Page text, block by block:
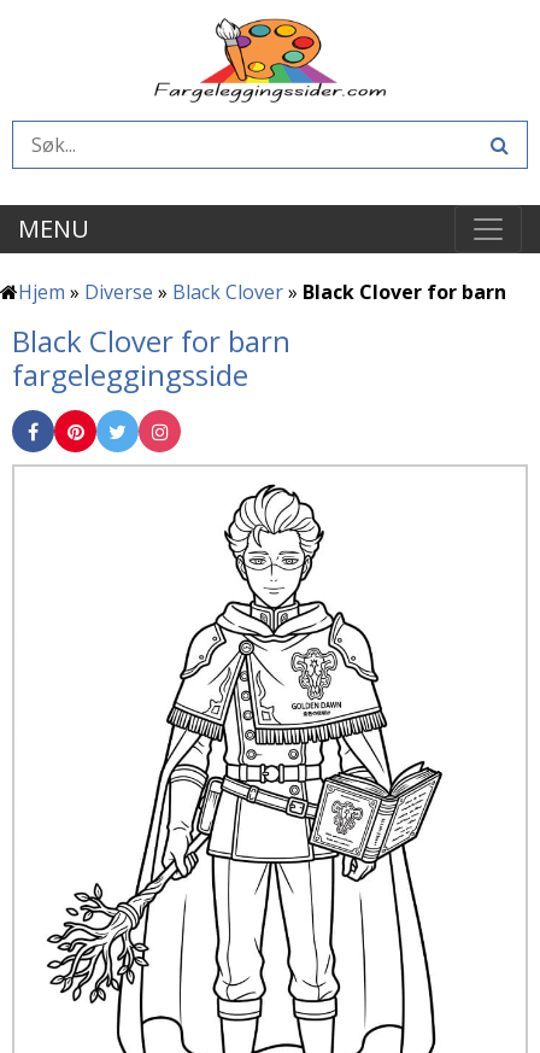
MENU
Hjem » Diverse » Black Clover» Black Clover for barn
Black Clover for barn
fargeleggingsside